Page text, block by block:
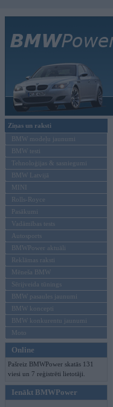
Ziņas un raksti
BMW modeļu jaunumi
BMW testi
Tehnoloģijas & sasniegumi
BMW Latvijā
MINI
Rolls-Royce
Pasākumi
Vadāmības tests
Autosports
BMWPower aktuāli
Reklāmas raksti
Mēneša BMW
Sērijveida tūnings
BMW pasaules jaunumi
BMW koncepti
BMW konkurentu jaunumi
Moto
Online
Pašreiz BMWPower skatās 131
viesi un 7 reģistrēti lietotāji.
Ienākt BMWPower